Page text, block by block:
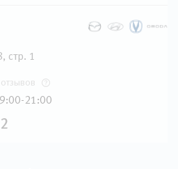
стр. 1
21:00